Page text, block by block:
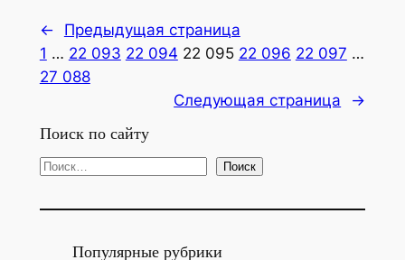
←
Предыдущая страница
1 … 22 093 22 094 22 095 22 096 22 097 …
27 088
Следующая страница
→
Поиск по сайту
П
и
Поиск
Популярные рубрики